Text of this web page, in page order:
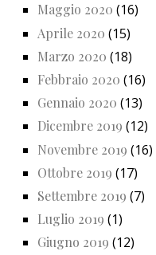
Maggio 2020 (16)
Aprile 2020 (15)
Marzo 2020 (18)
Febbraio 2020 (16)
Gennaio 2020 (13)
Dicembre 2019 (12)
Novembre 2019 (16)
Ottobre 2019 (17)
Settembre 2019 (7)
Luglio 2019 (1)
Giugno 2019 (12)